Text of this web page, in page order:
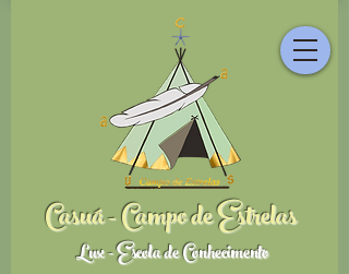
Casuá - Campo de Estrelas
Lux - Escola de Conhecimento